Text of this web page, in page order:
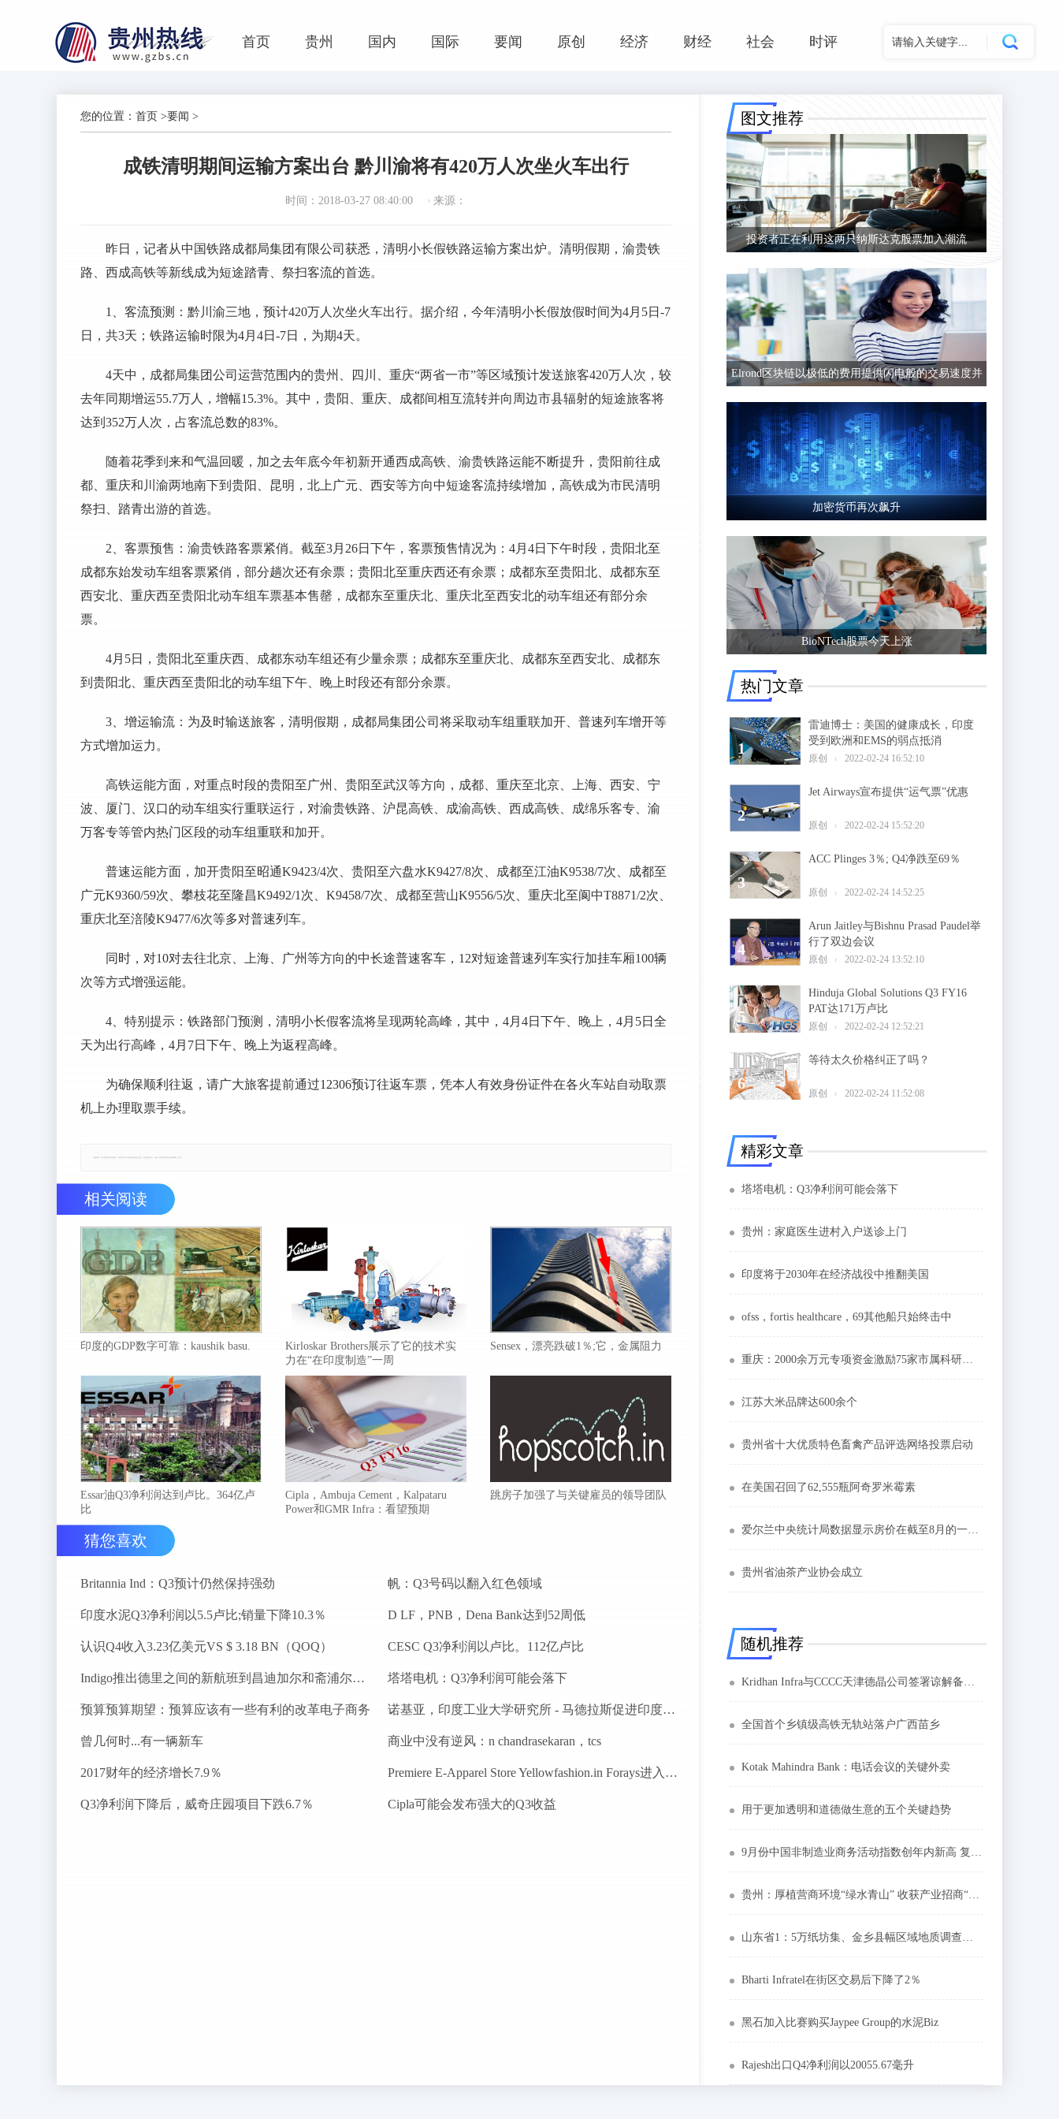
首页 贵州 国内 国际 要闻 原创 经济 财经 社会 时评
您的位置： 首页 >要闻 >
成铁清明期间运输方案出台 黔川渝将有420万人次坐火车出行
时间：2018-03-27 08:40:00 来源：
昨日，记者从中国铁路成都局集团有限公司获悉，清明小长假铁路运输方案出炉。清明假期，渝贵铁
路、西成高铁等新线成为短途踏青、祭扫客流的首选。
1、客流预测：黔川渝三地，预计420万人次坐火车出行。据介绍，今年清明小长假放假时间为4月5日-7
日，共3天；铁路运输时限为4月4日-7日，为期4天。
4天中，成都局集团公司运营范围内的贵州、四川、重庆“两省一市”等区域预计发送旅客420万人次，较
去年同期增运55.7万人，增幅15.3%。其中，贵阳、重庆、成都间相互流转并向周边市县辐射的短途旅客将
达到352万人次，占客流总数的83%。
随着花季到来和气温回暖，加之去年底今年初新开通西成高铁、渝贵铁路运能不断提升，贵阳前往成
都、重庆和川渝两地南下到贵阳、昆明，北上广元、西安等方向中短途客流持续增加，高铁成为市民清明
祭扫、踏青出游的首选。
2、客票预售：渝贵铁路客票紧俏。截至3月26日下午，客票预售情况为：4月4日下午时段，贵阳北至
成都东始发动车组客票紧俏，部分趟次还有余票；贵阳北至重庆西还有余票；成都东至贵阳北、成都东至
西安北、重庆西至贵阳北动车组车票基本售罄，成都东至重庆北、重庆北至西安北的动车组还有部分余
票。
4月5日，贵阳北至重庆西、成都东动车组还有少量余票；成都东至重庆北、成都东至西安北、成都东
到贵阳北、重庆西至贵阳北的动车组下午、晚上时段还有部分余票。
3、增运输流：为及时输送旅客，清明假期，成都局集团公司将采取动车组重联加开、普速列车增开等
方式增加运力。
高铁运能方面，对重点时段的贵阳至广州、贵阳至武汉等方向，成都、重庆至北京、上海、西安、宁
波、厦门、汉口的动车组实行重联运行，对渝贵铁路、沪昆高铁、成渝高铁、西成高铁、成绵乐客专、渝
万客专等管内热门区段的动车组重联和加开。
普速运能方面，加开贵阳至昭通K9423/4次、贵阳至六盘水K9427/8次、成都至江油K9538/7次、成都至
广元K9360/59次、攀枝花至隆昌K9492/1次、K9458/7次、成都至营山K9556/5次、重庆北至阆中T8871/2次、
重庆北至涪陵K9477/6次等多对普速列车。
同时，对10对去往北京、上海、广州等方向的中长途普速客车，12对短途普速列车实行加挂车厢100辆
次等方式增强运能。
4、特别提示：铁路部门预测，清明小长假客流将呈现两轮高峰，其中，4月4日下午、晚上，4月5日全
天为出行高峰，4月7日下午、晚上为返程高峰。
为确保顺利往返，请广大旅客提前通过12306预订往返车票，凭本人有效身份证件在各火车站自动取票
机上办理取票手续。
相关阅读
印度的GDP数字可靠：kaushik basu.
Kirloskar Brothers展示了它的技术实
力在“在印度制造”一周
Sensex，漂亮跌破1％;它，金属阻力
Essar油Q3净利润达到卢比。364亿卢
比
Cipla，Ambuja Cement，Kalpataru
Power和GMR Infra：看望预期
跳房子加强了与关键雇员的领导团队
猜您喜欢
Britannia Ind：Q3预计仍然保持强劲 帆：Q3号码以翻入红色领域
印度水泥Q3净利润以5.5卢比;销量下降10.3％ D LF，PNB，Dena Bank达到52周低
认识Q4收入3.23亿美元VS $ 3.18 BN（QOQ） CESC Q3净利润以卢比。112亿卢比
Indigo推出德里之间的新航班到昌迪加尔和斋浦尔到浦那路线 塔塔电机：Q3净利润可能会落下
预算预算期望：预算应该有一些有利的改革电子商务 诺基亚，印度工业大学研究所 - 马德拉斯促进印度农村的宽带连接
曾几何时...有一辆新车 商业中没有逆风：n chandrasekaran，tcs
2017财年的经济增长7.9％ Premiere E-Apparel Store Yellowfashion.in Forays进入Srilanka
Q3净利润下降后，威奇庄园项目下跌6.7％ Cipla可能会发布强大的Q3收益
图文推荐
投资者正在利用这两只纳斯达克股票加入潮流
Elrond区块链以极低的费用提供闪电般的交易速度并
加密货币再次飙升
BioNTech股票今天上涨
热门文章
雷迪博士：美国的健康成长，印度
受到欧洲和EMS的弱点抵消
原创 2022-02-24 16:52:10
1
Jet Airways宣布提供“运气票”优惠
原创 2022-02-24 15:52:20
2
ACC Plinges 3％; Q4净跌至69％
原创 2022-02-24 14:52:25
3
Arun Jaitley与Bishnu Prasad Paudel举
行了双边会议
原创 2022-02-24 13:52:10
4
Hinduja Global Solutions Q3 FY16
PAT达171万卢比
原创 2022-02-24 12:52:21
5
等待太久价格纠正了吗？
原创 2022-02-24 11:52:08
6
精彩文章
塔塔电机：Q3净利润可能会落下
贵州：家庭医生进村入户送诊上门
印度将于2030年在经济战役中推翻美国
ofss，fortis healthcare，69其他船只始终击中
重庆：2000余万元专项资金激励75家市属科研机构
江苏大米品牌达600余个
贵州省十大优质特色畜禽产品评选网络投票启动
在美国召回了62,555瓶阿奇罗米霉素
爱尔兰中央统计局数据显示房价在截至8月的一年中上涨10.9%
贵州省油茶产业协会成立
随机推荐
Kridhan Infra与CCCC天津德晶公司签署谅解备忘录
全国首个乡镇级高铁无轨站落户广西苗乡
Kotak Mahindra Bank：电话会议的关键外卖
用于更加透明和道德做生意的五个关键趋势
9月份中国非制造业商务活动指数创年内新高 复苏基本面扩大
贵州：厚植营商环境“绿水青山” 收获产业招商“金山银山”
山东省1：5万纸坊集、金乡县幅区域地质调查项目野外工作顺利完成
Bharti Infratel在街区交易后下降了2％
黑石加入比赛购买Jaypee Group的水泥Biz
Rajesh出口Q4净利润以20055.67毫升